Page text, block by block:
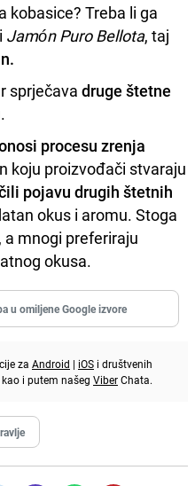
kobasice? Treba li ga
Jamón Puro Bellota, taj
sprječava druge štetne
procesu zrenja
koju proizvođači stvaraju
pojavu drugih štetnih
okus i aromu. Stoga
mnogi preferiraju
okusa.
u omiljene Google izvore
za Android | iOS i društvenih
kao i putem našeg ViberChata.